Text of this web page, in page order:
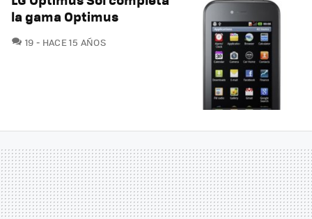
la gama Optimus
19 COMENTARIOS
HACE 15 AÑOS